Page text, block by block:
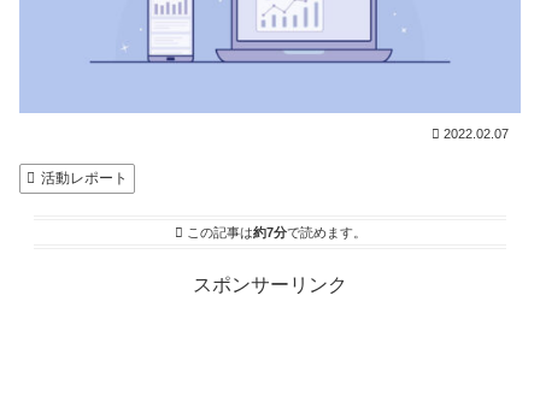
2022.02.07
活動レポート
この記事は約7分で読めます。
スポンサーリンク